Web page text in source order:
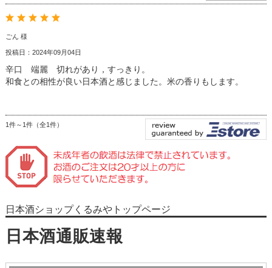
ごん 様
投稿日：2024年09月04日
辛口 端麗 切れがあり，すっきり。
和食との相性が良い日本酒と感じました。米の香りもします。
1件～1件（全1件）
日本酒ショップくるみやトップページ